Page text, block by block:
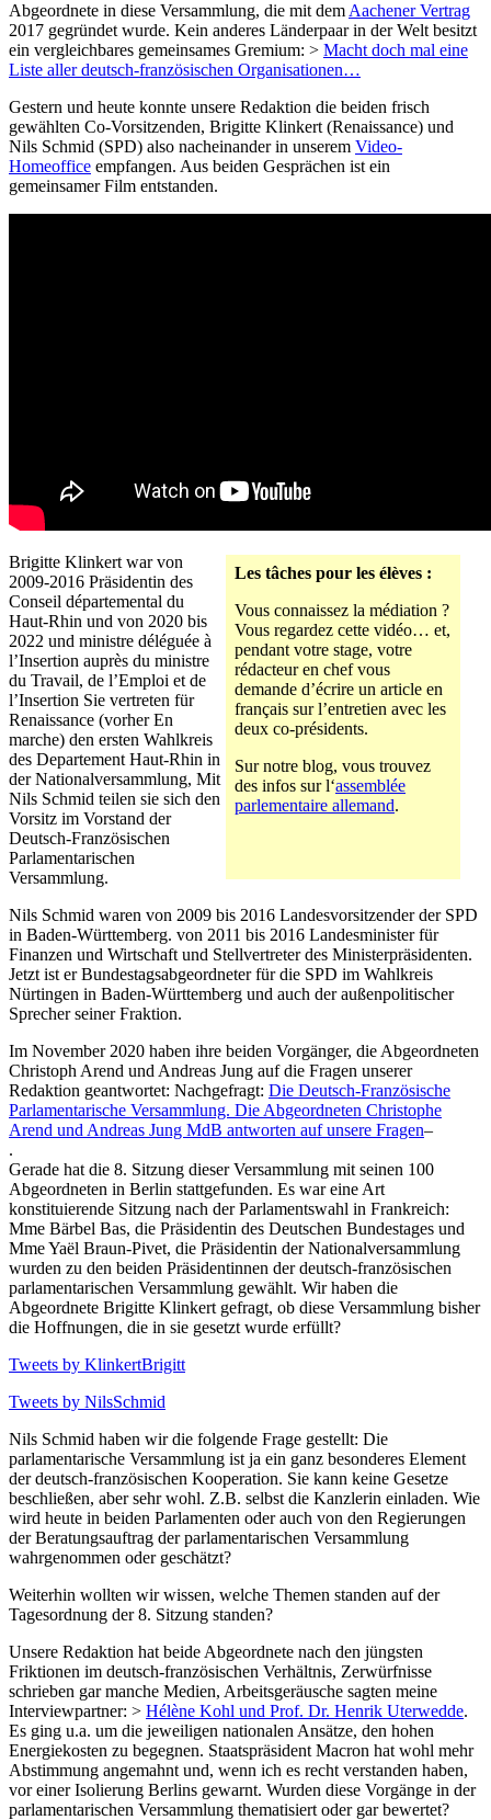
Abgeordnete in diese Versammlung, die mit dem Aachener Vertrag
2017 gegründet wurde. Kein anderes Länderpaar in der Welt besitzt
ein vergleichbares gemeinsames Gremium: > Macht doch mal eine
Liste aller deutsch-französischen Organisationen…
Gestern und heute konnte unsere Redaktion die beiden frisch
gewählten Co-Vorsitzenden, Brigitte Klinkert (Renaissance) und
Nils Schmid (SPD) also nacheinander in unserem Video-
Homeoffice empfangen. Aus beiden Gesprächen ist ein
gemeinsamer Film entstanden.
Les tâches pour les élèves :
Vous connaissez la médiation ?
Vous regardez cette vidéo… et,
pendant votre stage, votre
rédacteur en chef vous
demande d’écrire un article en
français sur l’entretien avec les
deux co-présidents.
Sur notre blog, vous trouvez
des infos sur l‘assemblée
parlementaire allemand.
Brigitte Klinkert war von
2009-2016 Präsidentin des
Conseil départemental du
Haut-Rhin und von 2020 bis
2022 und ministre déléguée à
l’Insertion auprès du ministre
du Travail, de l’Emploi et de
l’Insertion Sie vertreten für
Renaissance (vorher En
marche) den ersten Wahlkreis
des Departement Haut-Rhin in
der Nationalversammlung, Mit
Nils Schmid teilen sie sich den
Vorsitz im Vorstand der
Deutsch-Französischen
Parlamentarischen
Versammlung.
Nils Schmid waren von 2009 bis 2016 Landesvorsitzender der SPD
in Baden-Württemberg. von 2011 bis 2016 Landesminister für
Finanzen und Wirtschaft und Stellvertreter des Ministerpräsidenten.
Jetzt ist er Bundestagsabgeordneter für die SPD im Wahlkreis
Nürtingen in Baden-Württemberg und auch der außenpolitischer
Sprecher seiner Fraktion.
Im November 2020 haben ihre beiden Vorgänger, die Abgeordneten
Christoph Arend und Andreas Jung auf die Fragen unserer
Redaktion geantwortet: Nachgefragt: Die Deutsch-Französische
Parlamentarische Versammlung. Die Abgeordneten Christophe
Arend und Andreas Jung MdB antworten auf unsere Fragen–
.
Gerade hat die 8. Sitzung dieser Versammlung mit seinen 100
Abgeordneten in Berlin stattgefunden. Es war eine Art
konstituierende Sitzung nach der Parlamentswahl in Frankreich:
Mme Bärbel Bas, die Präsidentin des Deutschen Bundestages und
Mme Yaël Braun-Pivet, die Präsidentin der Nationalversammlung
wurden zu den beiden Präsidentinnen der deutsch-französischen
parlamentarischen Versammlung gewählt. Wir haben die
Abgeordnete Brigitte Klinkert gefragt, ob diese Versammlung bisher
die Hoffnungen, die in sie gesetzt wurde erfüllt?
Tweets by KlinkertBrigitt
Tweets by NilsSchmid
Nils Schmid haben wir die folgende Frage gestellt: Die
parlamentarische Versammlung ist ja ein ganz besonderes Element
der deutsch-französischen Kooperation. Sie kann keine Gesetze
beschließen, aber sehr wohl. Z.B. selbst die Kanzlerin einladen. Wie
wird heute in beiden Parlamenten oder auch von den Regierungen
der Beratungsauftrag der parlamentarischen Versammlung
wahrgenommen oder geschätzt?
Weiterhin wollten wir wissen, welche Themen standen auf der
Tagesordnung der 8. Sitzung standen?
Unsere Redaktion hat beide Abgeordnete nach den jüngsten
Friktionen im deutsch-französischen Verhältnis, Zerwürfnisse
schrieben gar manche Medien, Arbeitsgeräusche sagten meine
Interviewpartner: > Hélène Kohl und Prof. Dr. Henrik Uterwedde.
Es ging u.a. um die jeweiligen nationalen Ansätze, den hohen
Energiekosten zu begegnen. Staatspräsident Macron hat wohl mehr
Abstimmung angemahnt und, wenn ich es recht verstanden haben,
vor einer Isolierung Berlins gewarnt. Wurden diese Vorgänge in der
parlamentarischen Versammlung thematisiert oder gar bewertet?